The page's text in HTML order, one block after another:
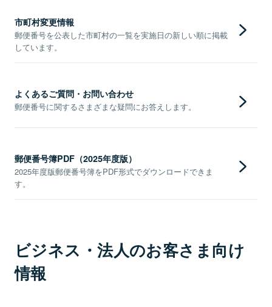
市町村変更情報
郵便番号を公表した市町村の一覧を実施日の新しい順に掲載
しています。
よくあるご質問・お問い合わせ
郵便番号に関するさまざまな疑問にお答えします。
郵便番号簿PDF（2025年度版）
2025年度版郵便番号簿をPDF形式でダウンロードできま
す。
ビジネス・法人のお客さま向け
情報